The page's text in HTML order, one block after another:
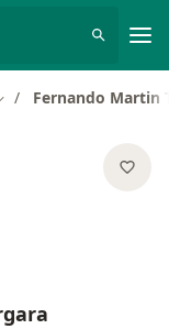
de ciudad
Fernando Martin